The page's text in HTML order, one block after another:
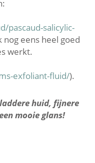
pascaud-salicylic-
nog eens heel goed
werkt.
exfoliant-fluid/).
huid, fijnere
mooie glans!